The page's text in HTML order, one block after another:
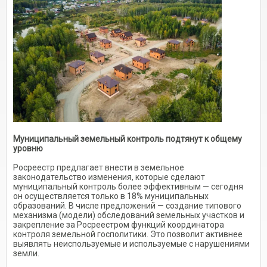
Муниципальный земельный контроль подтянут к общему
уровню
Росреестр предлагает внести в земельное
законодательство изменения, которые сделают
муниципальный контроль более эффективным — сегодня
он осуществляется только в 18% муниципальных
образований. В числе предложений — создание типового
механизма (модели) обследований земельных участков и
закрепление за Росреестром функций координатора
контроля земельной госполитики. Это позволит активнее
выявлять неиспользуемые и используемые с нарушениями
земли.